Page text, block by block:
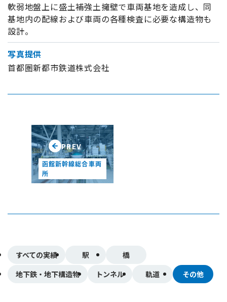
軟弱地盤上に盛土補強土擁壁で車両基地を造成し、同
基地内の配線および車両の各種検査に必要な構造物も
設計。
写真提供
首都圏新都市鉄道株式会社
PREV
函館新幹線総合車両
所
すべての実績 駅
橋
地下鉄・地下構造物
トンネル 軌道 その他